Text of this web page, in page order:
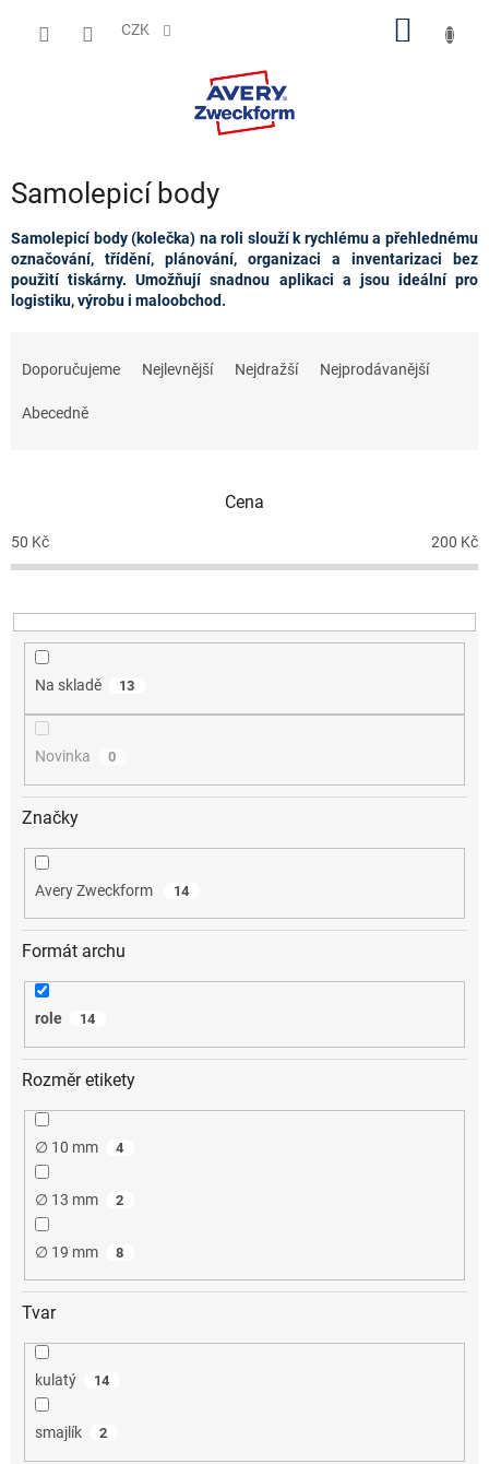
CZK
Samolepicí body
Samolepicí body (kolečka) na roli slouží k rychlému a přehlednému
označování, třídění, plánování, organizaci a inventarizaci bez
použití tiskárny. Umožňují snadnou aplikaci a jsou ideální pro
logistiku, výrobu i maloobchod.
o
d
k
t
Doporučujeme Nejlevnější Nejdražší Nejprodávanější
Abecedně
Cena
50 Kč 200 Kč
Na skladě 13
Novinka 0
Značky
Avery Zweckform 14
Formát archu
role 14
Rozměr etikety
∅ 10 mm 4
∅ 13 mm 2
∅ 19 mm 8
Tvar
kulatý 14
smajlík 2